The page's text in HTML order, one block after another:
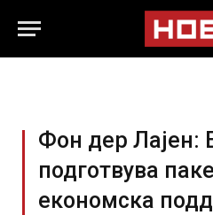
Фон дер Лајен:
подготвува
економска